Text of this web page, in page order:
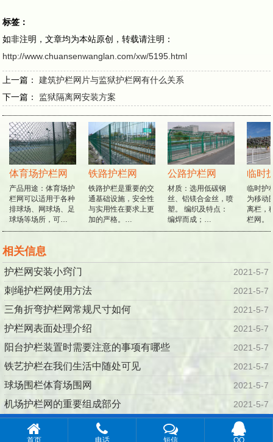
标签：
如非注明，文章均为本站原创，转载请注明：
http://www.chuansenwanglan.com/xw/5195.html
上一篇：建筑护栏网片与监狱护栏网有什么关系
下一篇： 监狱隔离网安装方案
体育场护栏网
产品用途：体育场护
栏网可以适用于各种
排球场、网球场、足
球场等场所，可…
铁路护栏网
铁路护栏是重要的交
通基础设施，安全性
与实用性在要求上更
加的严格。…
公路护栏网
材质：选用低碳钢
丝、铝镁合金丝，喷
塑。 编织及特点：
编焊而成；…
临时
临时护
为移动
离栏，
栏网。
相关信息
护栏网安装小窍门 2021-5-7
刺绳护栏网使用方法 2021-5-7
三角折弯护栏网常规尺寸如何 2021-5-7
护栏网表面处理介绍 2021-5-7
阳台护栏装置时需要注意的事项有哪些 2021-5-7
铁艺护栏在我们生活中随处可见 2021-5-7
球场围栏体育场围网 2021-5-7
机场护栏网的重要组成部分 2021-5-7
© 2016-2019 安平县川森丝网制品有限公司 · 版权所有
百度地
首页 电话 短信 QQ